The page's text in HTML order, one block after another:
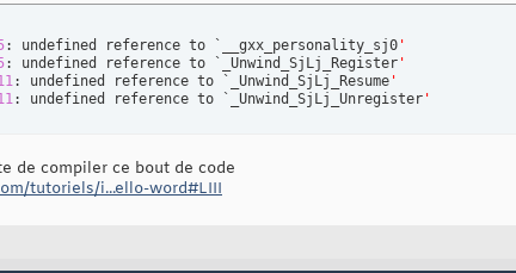
: undefined reference to `__gxx_personality_sj0 '
: undefined reference to `_Unwind_SjLj_Register '
: undefined reference to `_Unwind_SjLj_Resume '
: undefined reference to `_Unwind_SjLj_Unregister '
de compiler ce bout de code
tutoriels/i...ello-word#LIII